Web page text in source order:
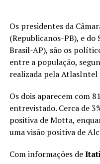
Os presidentes da
(Republicanos-PB), e do
Brasil-AP), são os
entre a população,
realizada pela AtlasIntel
Os dois aparecem com
entrevistado. Cerca de
positiva de Motta,
uma visão positiva de
Com informações de